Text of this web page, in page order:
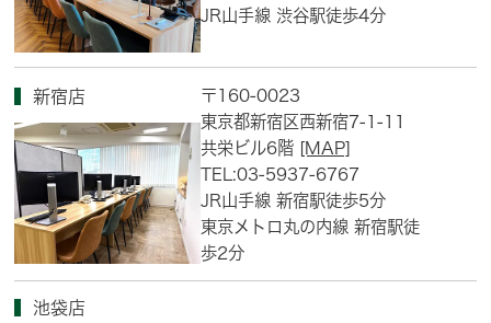
JR山手線 渋谷駅徒歩4分
新宿店
〒160-0023
東京都新宿区西新宿7-1-11
共栄ビル6階 [MAP]
TEL:03-5937-6767
JR山手線 新宿駅徒歩5分
東京メトロ丸の内線 新宿駅徒
歩2分
池袋店